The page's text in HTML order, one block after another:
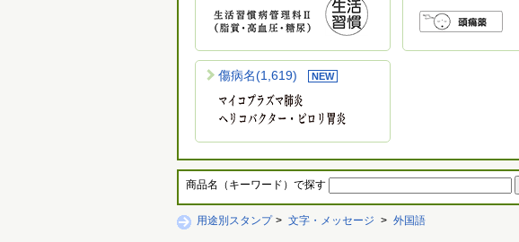
傷病名(1,619)
商品名（キーワード）で探す
用途別スタンプ > 文字・メッセージ > 外国語